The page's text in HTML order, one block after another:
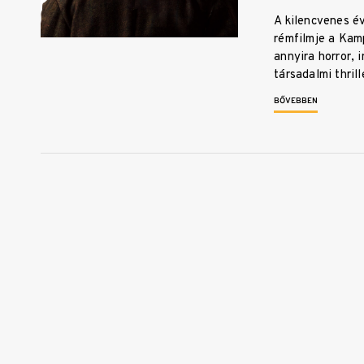
A kilencvenes
rémfilmje a
annyira horror,
társadalmi
BŐVEBBEN